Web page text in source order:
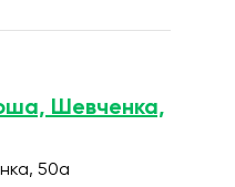
Шевченка,
50а